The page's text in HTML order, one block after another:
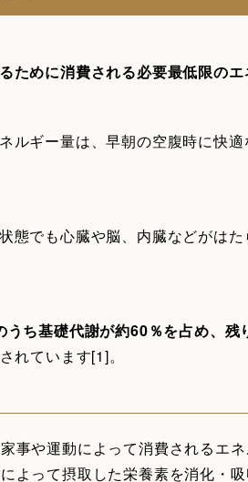
ために消費される必要最低限の
ルギー量は、早朝の空腹時に快
態でも心臓や脳、内臓などがは
うち基礎代謝が約60％を占め、
れています[1]。
事や運動によって消費されるエ
よって摂取した栄養素を消化・